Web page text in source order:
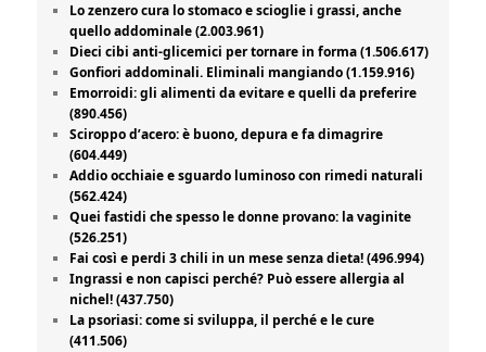
Lo zenzero cura lo stomaco e scioglie i grassi, anche
quello addominale (2.003.961)
Dieci cibi anti-glicemici per tornare in forma (1.506.617)
Gonfiori addominali. Eliminali mangiando (1.159.916)
Emorroidi: gli alimenti da evitare e quelli da preferire
(890.456)
Sciroppo d’acero: è buono, depura e fa dimagrire
(604.449)
Addio occhiaie e sguardo luminoso con rimedi naturali
(562.424)
Quei fastidi che spesso le donne provano: la vaginite
(526.251)
Fai così e perdi 3 chili in un mese senza dieta! (496.994)
Ingrassi e non capisci perché? Può essere allergia al
nichel! (437.750)
La psoriasi: come si sviluppa, il perché e le cure
(411.506)